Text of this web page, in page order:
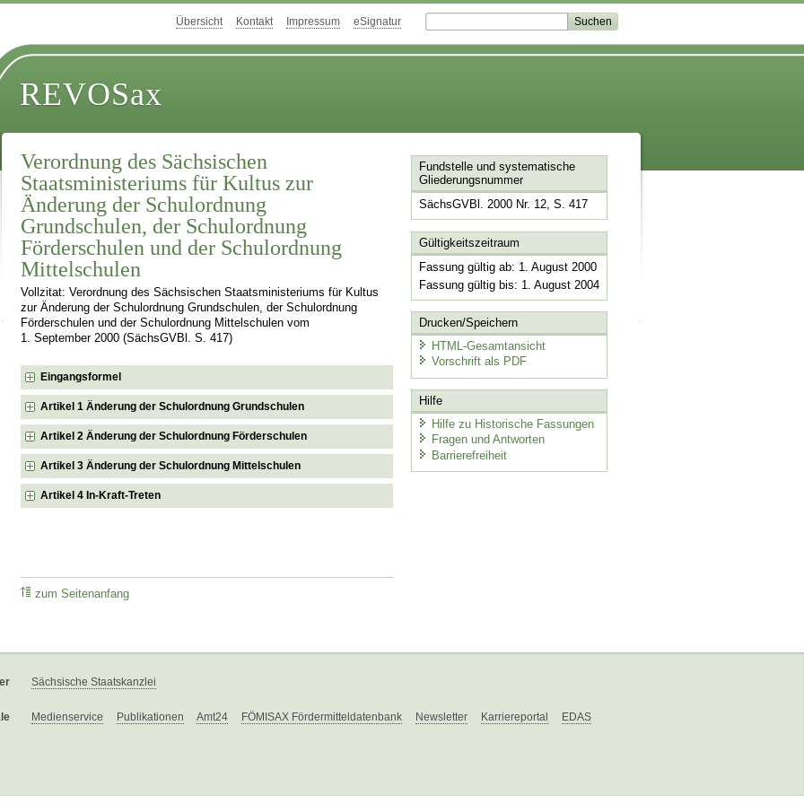
Übersicht Kontakt Impressum eSignatur
REVOSax
Verordnung des Sächsischen
Staatsministeriums für Kultus zur
Änderung der Schulordnung
Grundschulen, der Schulordnung
Förderschulen und der Schulordnung
Mittelschulen
Vollzitat: Verordnung des Sächsischen Staatsministeriums für Kultus
zur Änderung der Schulordnung Grundschulen, der Schulordnung
Förderschulen und der Schulordnung Mittelschulen vom
1. September 2000 (SächsGVBl. S. 417)
Eingangsformel
Artikel 1 Änderung der Schulordnung Grundschulen
Artikel 2 Änderung der Schulordnung Förderschulen
Artikel 3 Änderung der Schulordnung Mittelschulen
Artikel 4 In-Kraft-Treten
zum Seitenanfang
Fundstelle und systematische
Gliederungsnummer
SächsGVBl. 2000 Nr. 12, S. 417
Gültigkeitszeitraum
Fassung gültig ab: 1. August 2000
Fassung gültig bis: 1. August 2004
Drucken/Speichern
HTML-Gesamtansicht
Vorschrift als PDF
Hilfe
Hilfe zu Historische Fassungen
Fragen und Antworten
Barrierefreiheit
Sächsische Staatskanzlei
Medienservice Publikationen Amt24 FÖMISAX Fördermitteldatenbank Newsletter Karriereportal EDAS